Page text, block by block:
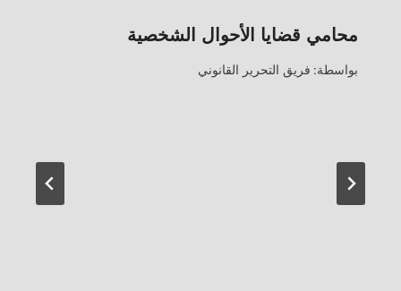
محامي قضايا الأحوال الشخصية
بواسطة: فريق التحرير القانوني